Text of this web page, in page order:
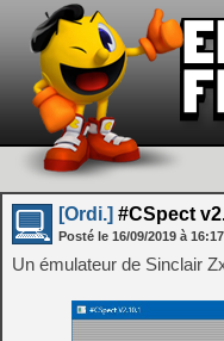
[Ordi.] #CSpect
Posté le 16/09/2019 à 16:17
Un émulateur de Sinclair